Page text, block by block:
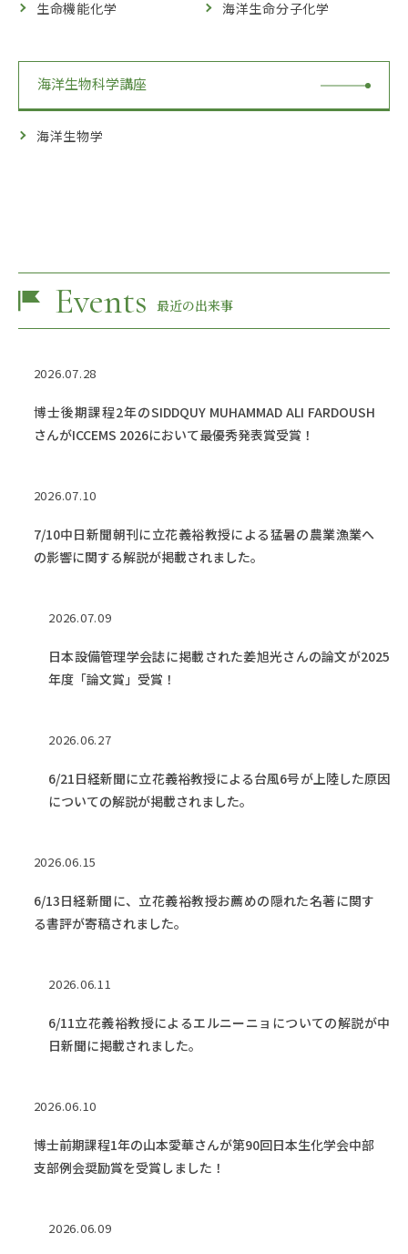
生命機能化学 海洋生命分子化学
海洋生物科学講座
海洋生物学
Events 最近の出来事
2026.07.28
博士後期課程2年のSIDDQUY MUHAMMAD ALI FARDOUSH
さんがICCEMS 2026において最優秀発表賞受賞！
2026.07.10
7/10中日新聞朝刊に立花義裕教授による猛暑の農業漁業へ
の影響に関する解説が掲載されました。
2026.07.09
日本設備管理学会誌に掲載された姜旭光さんの論文が2025
年度「論文賞」受賞！
2026.06.27
6/21日経新聞に立花義裕教授による台風6号が上陸した原因
についての解説が掲載されました。
2026.06.15
6/13日経新聞に、立花義裕教授お薦めの隠れた名著に関す
る書評が寄稿されました。
2026.06.11
6/11立花義裕教授によるエルニーニョについての解説が中
日新聞に掲載されました。
2026.06.10
博士前期課程1年の山本愛華さんが第90回日本生化学会中部
支部例会奨励賞を受賞しました！
2026.06.09